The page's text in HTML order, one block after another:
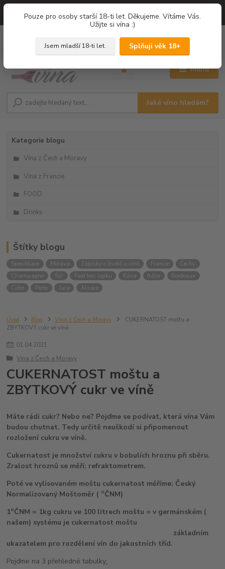
===
Pouze pro osoby starší 18-ti let. Děkujeme. Vítáme Vás.
Užijte si vína :)
Jsem mladší 18-ti let. Splňuji věk 18+
Menu
Jaké víno hledám?
0,00 Kč
Kategorie blogu
Vína z Čech a Moravy
Vína z Francie
FOOD
Drinks
Štítky blogu
Specifikace Morava Zápisky o životě a víně Francie
Čechy
Champagne
Sýr Food bez lepku Káva Itálie
Bordeaux
Cidre
Porto Jura Alsace
Úvod Blog Vína z Čech a Moravy
CUKERNATOST moštu a
ZBYTKOVÝ cukr ve víně
01.04.2021
Vína z Čech a Moravy
CUKERNATOST moštu a
ZBYTKOVÝ cukr ve víně
Máte rádi cukr? Nebo ne? Pojďme se podívat, která vína Vám
budou chutnat. Tedy určitě neuškodí si připomenout
rozložení cukru ve víně.
Cukernatost je množství cukru v bobulích hroznu při sběru.
Zralost hroznů se měří: refraktometrem.
Poté ve vylisovaném moštu cukernatost měříme: Český
Normalizovaný Moštoměr ( oČNM)
1oČNM = 1kg cukru ve 100 litrech moštu = v germánském (
našem) systému je cukernatost moštu
základním
ukazatelem pro rozdělení vín do jakostních tříd.
Pojďme na 3 přehledné tabulky: